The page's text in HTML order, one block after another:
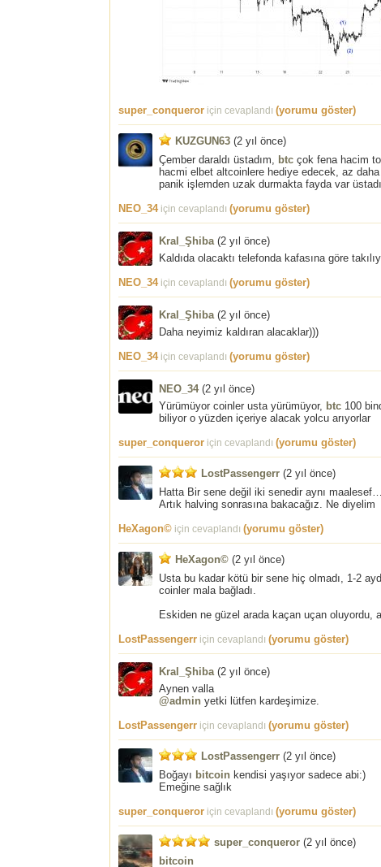
super_conqueror için cevaplandı (yorumu göster)
KUZGUN63 (2 yıl önce)
Çember daraldı üstadım, btc çok fena hacim
hacmi elbet altcoinlere hediye edecek, az daha
panik işlemden uzak durmakta fayda var
NEO_34için cevaplandı (yorumu göster)
Kral_Şhiba(2 yıl önce)
Kaldıda olacaktı telefonda kafasına göre
NEO_34için cevaplandı (yorumu göster)
Kral_Şhiba(2 yıl önce)
Daha neyimiz kaldıran alacaklar)))
NEO_34için cevaplandı (yorumu göster)
NEO_34(2 yıl önce)
Yürümüyor coinler usta yürümüyor, btc 100
biliyor o yüzden içeriye alacak yolcu arıyorlar
super_conqueror için cevaplandı (yorumu göster)
LostPassengerr (2 yıl önce)
Hatta Bir sene değil iki senedir aynı maalesef…
Artık halving sonrasına bakacağız. Ne diyelim
HeXagon© için cevaplandı (yorumu göster)
HeXagon© (2 yıl önce)
Usta bu kadar kötü bir sene hiç olmadı, 1-2
coinler mala bağladı.
Eskiden ne güzel arada kaçan uçan
LostPassengerr için cevaplandı (yorumu göster)
Kral_Şhiba(2 yıl önce)
Aynen valla
@admin yetki lütfen kardeşimize.
LostPassengerr için cevaplandı (yorumu göster)
LostPassengerr (2 yıl önce)
Boğayı bitcoin kendisi yaşıyor sadece abi:)
Emeğine sağlık
super_conqueror için cevaplandı (yorumu göster)
super_conqueror (2 yıl önce)
bitcoin